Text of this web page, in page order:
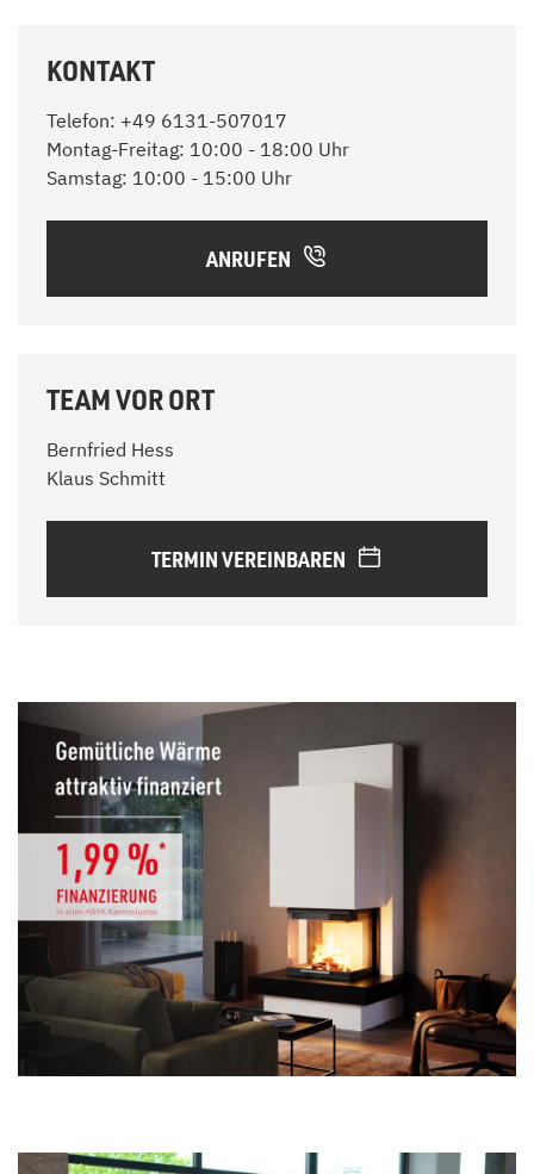
KONTAKT
Telefon: +49 6131-507017
Montag-Freitag: 10:00 - 18:00 Uhr
Samstag: 10:00 - 15:00 Uhr
ANRUFEN
TEAM VOR ORT
Bernfried Hess
Klaus Schmitt
TERMIN VEREINBAREN